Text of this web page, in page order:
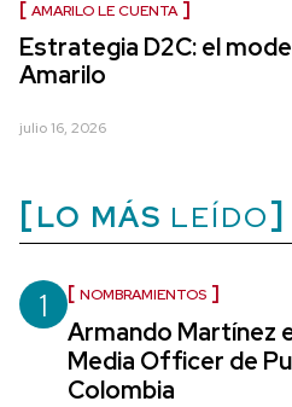
AMARILO LE CUENTA
Estrategia D2C: el
Amarilo
julio 16, 2026
LO MÁS LEÍDO
1 NOMBRAMIENTOS
Armando Martínez
Media Officer de
Colombia